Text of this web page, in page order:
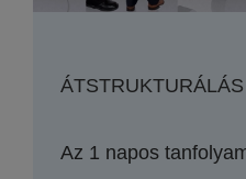
ÁTSTRUKTURÁLÁS
Az 1 napos